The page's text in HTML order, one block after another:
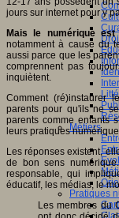
Métiers
Pratiques
jours sur internet pour y
Mais le numérique
notamment à cause du
aussi parce que les
comprennent pas
inquiètent.
Comment (ré)instaurer
parents pour qu'ils ne
parents comme enfants
leurs pratiques
Les réponses existent,
de bon sens
responsable, qui
éducatif, les médias, le
Les membres du